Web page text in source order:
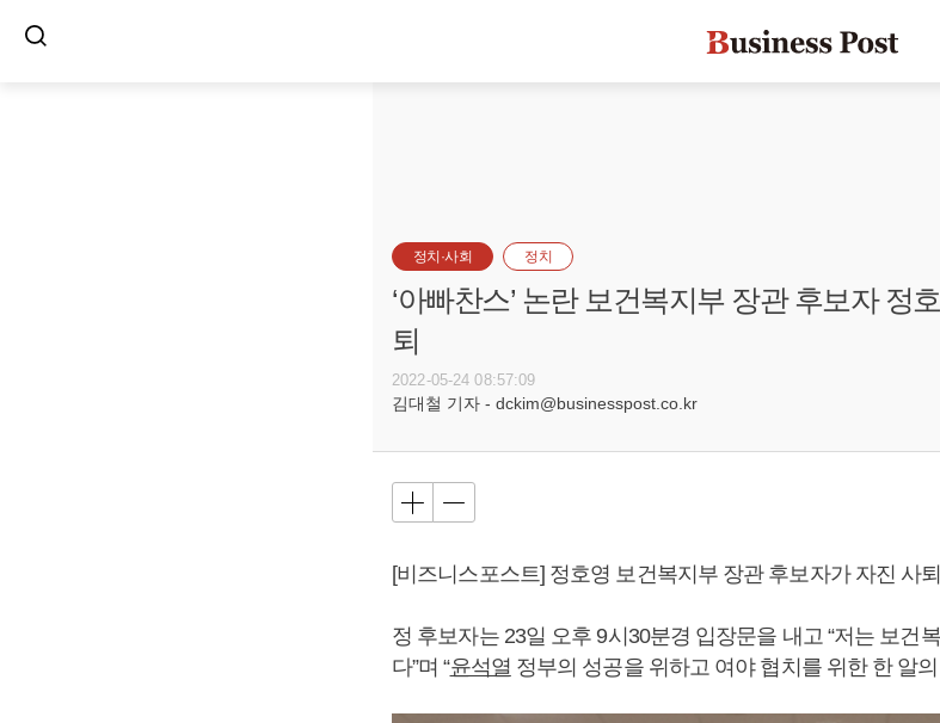
정치·사회 정치
‘아빠찬스’ 논란 보건복지부 장관 후보자 정
퇴
2022-05-24 08:57:09
김대철 기자 - dckim@businesspost.co.kr
[비즈니스포스트] 정호영 보건복지부 장관 후보자가 자진 사
정 후보자는 23일 오후 9시30분경 입장문을 내고 “저는 보건
다”며 “윤석열 정부의 성공을 위하고 여야 협치를 위한 한 알